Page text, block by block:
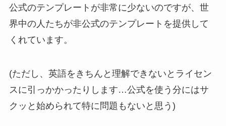
公式のテンプレートが非常に少ないのですが、世
界中の人たちが非公式のテンプレートを提供して
くれています。
(ただし、英語をきちんと理解できないとライセン
スに引っかかったりします…公式を使う分にはサ
クッと始められて特に問題もないと思う)